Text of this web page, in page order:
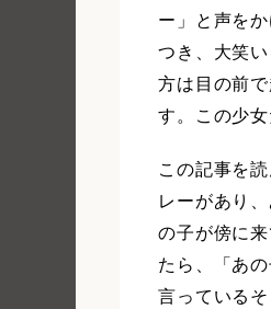
ー」と声を
つき、大笑
方は目の前
す。この少
この記事を
レーがあり
の子が傍に
たら、「あ
言っているそ